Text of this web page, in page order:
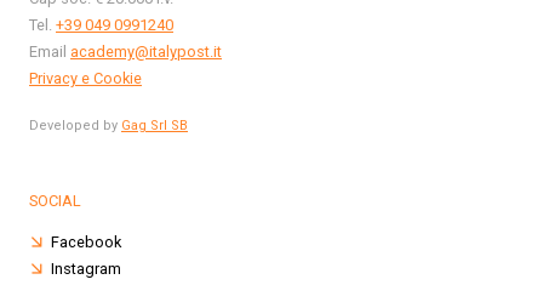
Tel. +39 049 0991240
Email academy@italypost.it
Privacy e Cookie
Developed by Gag Srl SB
SOCIAL
Facebook
Instagram